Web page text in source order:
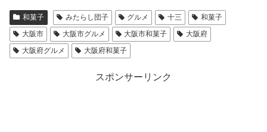
和菓子 みたらし団子 グルメ 十三
和菓子
大阪市
大阪市グルメ 大阪市和菓子
大阪府
大阪府グルメ
大阪府和菓子
スポンサーリンク